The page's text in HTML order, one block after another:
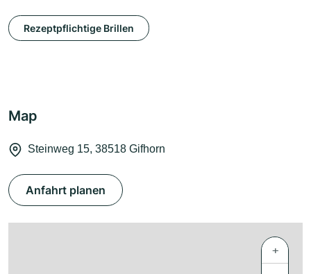
Rezeptpflichtige Brillen
Map
Steinweg 15, 38518 Gifhorn
Anfahrt planen
+